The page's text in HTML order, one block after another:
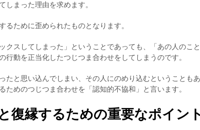
しまった理由を求めます。
るために歪められたものとなります。
クスしてしまった」ということであっても、「あの人のこ
行動を正当化したつじつま合わせをしてしまうのです。
たと思い込んでしまい、その人にのめり込むということも
ためのつじつま合わせを「認知的不協和」と言います。
復縁するための重要なポイン